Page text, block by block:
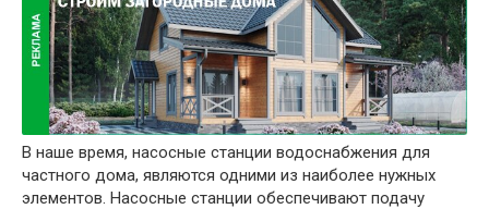
В наше время, насосные станции водоснабжения для
частного дома, являются одними из наиболее нужных
элементов. Насосные станции обеспечивают подачу